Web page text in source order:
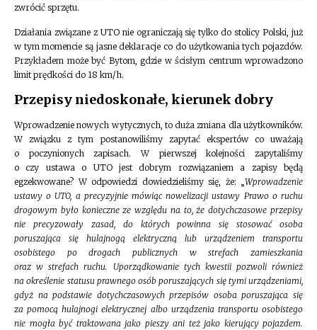
zwrócić sprzętu.
Działania związane z UTO nie ograniczają się tylko do stolicy Polski, już
w tym momencie są jasne deklaracje co do użytkowania tych pojazdów.
Przykładem może być Bytom, gdzie w ścisłym centrum wprowadzono
limit prędkości do 18 km/h.
Przepisy niedoskonałe, kierunek dobry
Wprowadzenie nowych wytycznych, to duża zmiana dla użytkowników.
W związku z tym postanowiliśmy zapytać ekspertów co uważają
o poczynionych zapisach. W pierwszej kolejności zapytaliśmy
o czy ustawa o UTO jest dobrym rozwiązaniem a zapisy będą
egzekwowane? W odpowiedzi dowiedzieliśmy się, że: „Wprowadzenie
ustawy o UTO, a precyzyjnie mówiąc nowelizacji ustawy Prawo o ruchu
drogowym było konieczne ze względu na to, że dotychczasowe przepisy
nie precyzowały zasad, do których powinna się stosować osoba
poruszająca się hulajnogą elektryczną lub urządzeniem transportu
osobistego po drogach publicznych w strefach zamieszkania
oraz w strefach ruchu. Uporządkowanie tych kwestii pozwoli również
na określenie statusu prawnego osób poruszających się tymi urządzeniami,
gdyż na podstawie dotychczasowych przepisów osoba poruszająca się
za pomocą hulajnogi elektrycznej albo urządzenia transportu osobistego
nie mogła być traktowana jako pieszy ani też jako kierujący pojazdem.